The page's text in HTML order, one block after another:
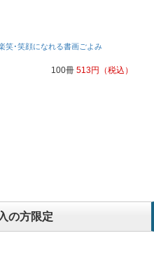
笑･笑顔になれる書画ごよみ
100冊 513円 （税込）
の方限定